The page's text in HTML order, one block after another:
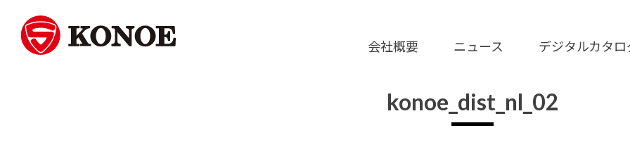
株式会社コノエ
モノとモノ、人と人をつなぐ。
会社概要 ニュース デジタルカタロ
konoe_dist_nl_02